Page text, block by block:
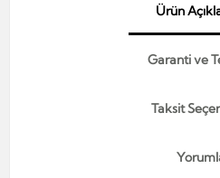
Ürün
Garanti ve
Taksit